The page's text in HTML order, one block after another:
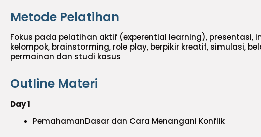
Metode Pelatihan
Fokus pada pelatihan aktif (experential learning), presentasi,
kelompok, brainstorming, role play, berpikir kreatif, simulasi,
permainan dan studi kasus
Outline Materi
Day 1
PemahamanDasar dan Cara Menangani Konflik